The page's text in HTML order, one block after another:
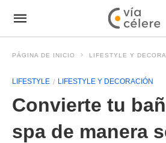
PÁGINA DE INICIO LIFESTYLE Y
LIFESTYLE LIFESTYLE Y DECORACIÓN
Convierte tu
spa de manera